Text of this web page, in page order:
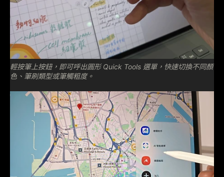
輕按筆上按鈕，即可呼出圓形 Quick Tools 選單，快速切換不同顏
色、筆刷類型或筆觸粗度。